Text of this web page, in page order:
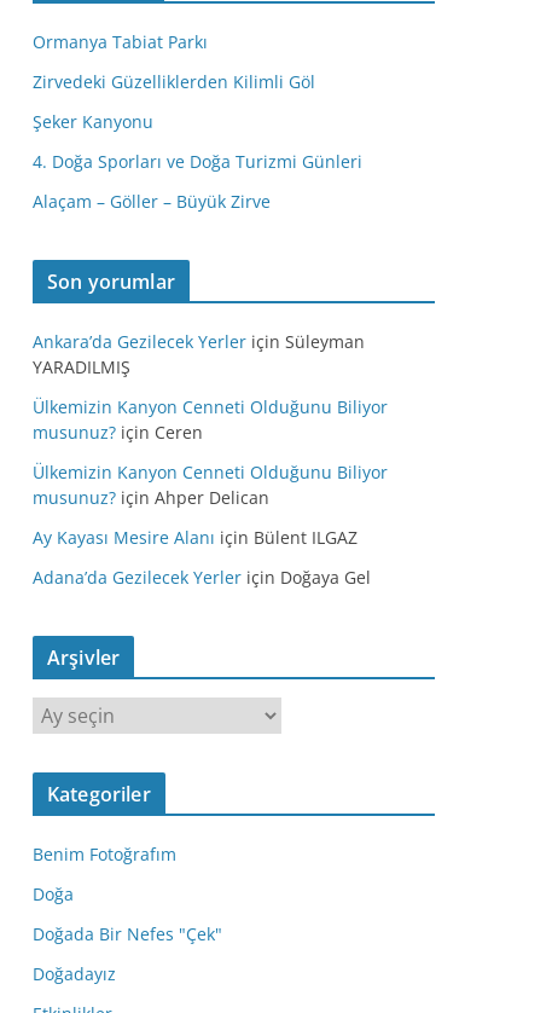
Ormanya Tabiat Parkı
Zirvedeki Güzelliklerden Kilimli Göl
Şeker Kanyonu
4. Doğa Sporları ve Doğa Turizmi Günleri
Alaçam – Göller – Büyük Zirve
Son yorumlar
Ankara’da Gezilecek Yerler için Süleyman
YARADILMIŞ
Ülkemizin Kanyon Cenneti Olduğunu Biliyor
musunuz? için Ceren
Ülkemizin Kanyon Cenneti Olduğunu Biliyor
musunuz? için Ahper Delican
Ay Kayası Mesire Alanı için Bülent ILGAZ
Adana’da Gezilecek Yerler için Doğaya Gel
Arşivler
r
ş
l
e
r
Kategoriler
Benim Fotoğrafım
Doğa
Doğada Bir Nefes "Çek"
Doğadayız